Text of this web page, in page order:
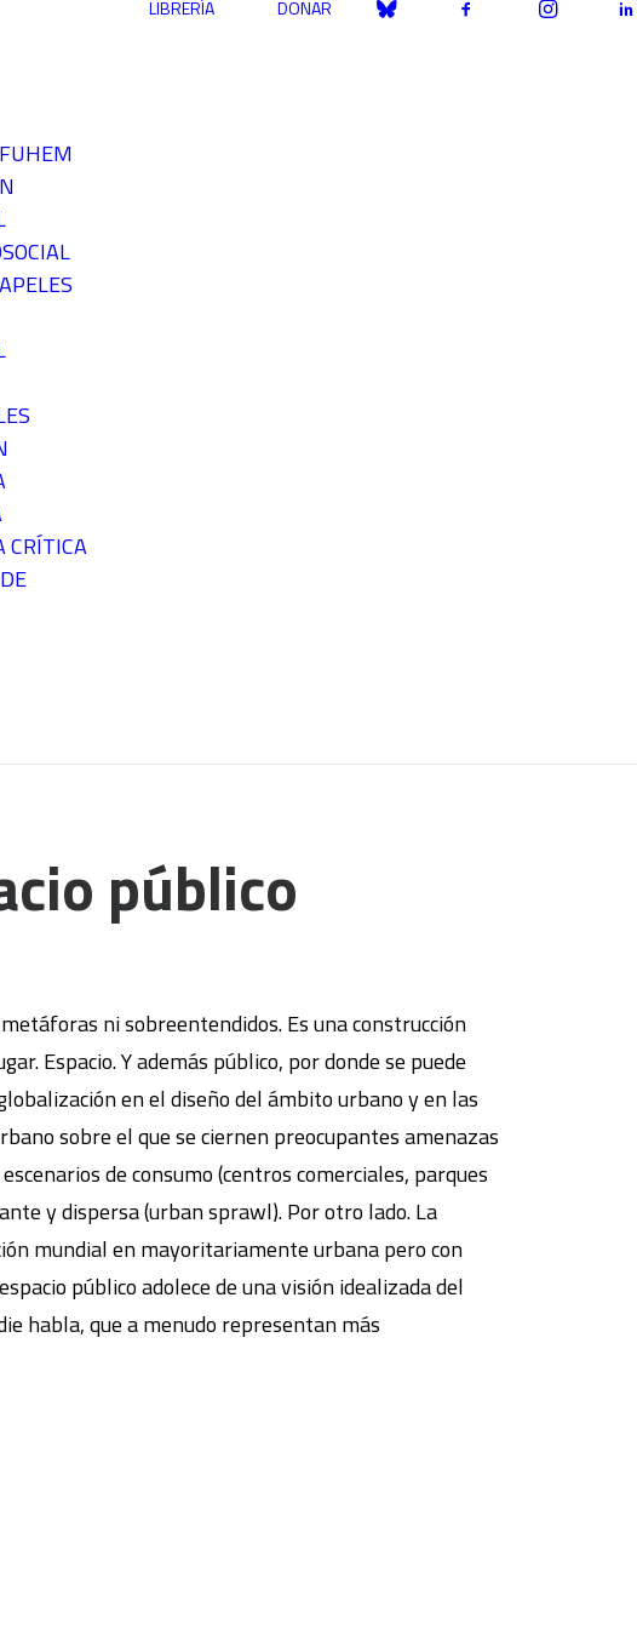
CRÍTICA
LIBRERÍA DONAR
público
ni sobreentendidos. Es una construcción
Espacio. Y además público, por donde se puede
en el diseño del ámbito urbano y en las
sobre el que se ciernen preocupantes amenazas
de consumo (centros comerciales, parques
y dispersa (urban sprawl). Por otro lado. La
mundial en mayoritariamente urbana pero con
público adolece de una visión idealizada del
habla, que a menudo representan más